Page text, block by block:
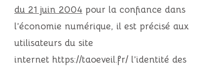
du 21 juin 2004 pour la confiance dans
l’économie numérique, il est précisé aux
utilisateurs du site
internet https://taoeveil.fr/ l’identité des